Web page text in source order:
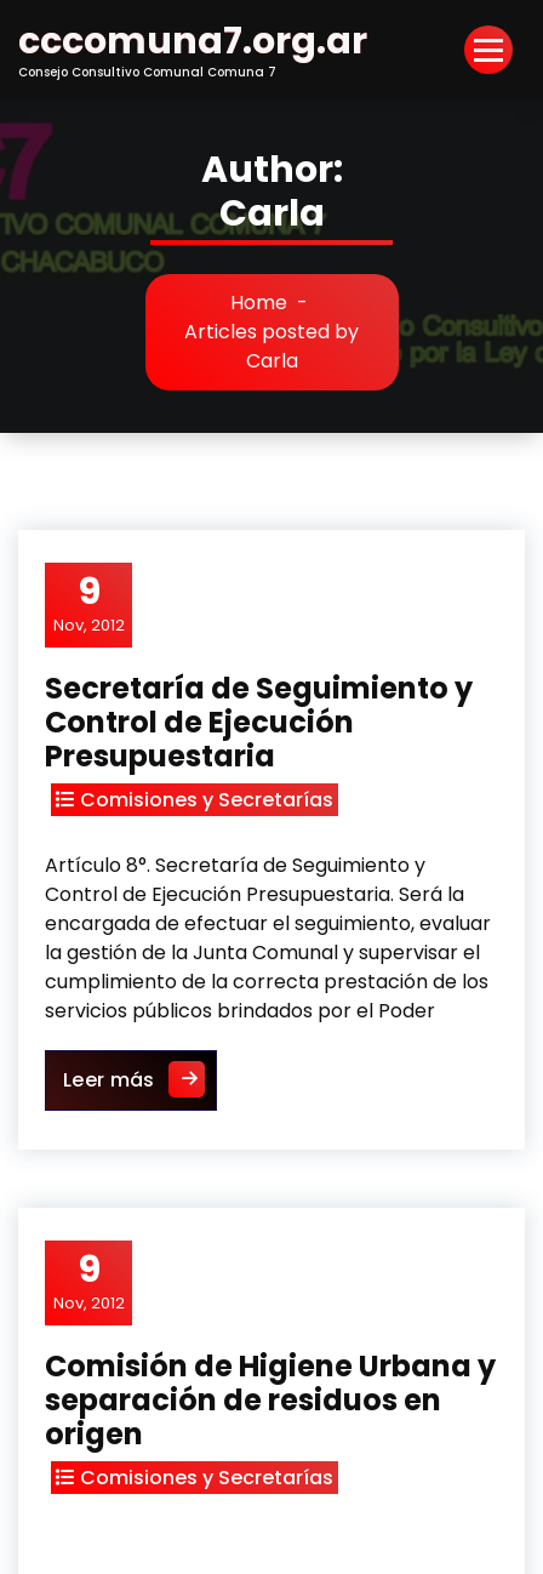
Content
cccomuna7.org.ar
Consejo Consultivo Comunal Comuna 7
Author:
Carla
Home -
Articles posted by
Carla
9
Nov, 2012
Secretaría de Seguimiento y
Control de Ejecución
Presupuestaria
Comisiones y Secretarías
Artículo 8°. Secretaría de Seguimiento y
Control de Ejecución Presupuestaria. Será la
encargada de efectuar el seguimiento, evaluar
la gestión de la Junta Comunal y supervisar el
cumplimiento de la correcta prestación de los
servicios públicos brindados por el Poder
Leer más Secretaría de Seguimiento y Control
9
Nov, 2012
Comisión de Higiene Urbana y
separación de residuos en
origen
Comisiones y Secretarías